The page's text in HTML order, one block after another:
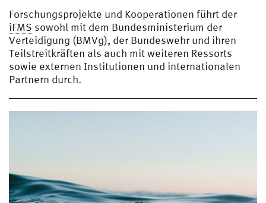
Forschungsprojekte und Kooperationen führt der
iFMS sowohl mit dem Bundesministerium der
Verteidigung (BMVg), der Bundeswehr und ihren
Teilstreitkräften als auch mit weiteren Ressorts
sowie externen Institutionen und internationalen
Partnern durch.